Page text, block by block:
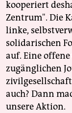
kooperiert
Zentrum". Die
linke,
solidarischen
auf. Eine
zugänglichen
auch? Dann
unsere Aktion.